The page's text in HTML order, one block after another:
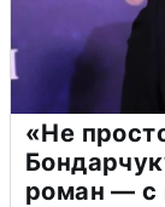
«Не
роман — с